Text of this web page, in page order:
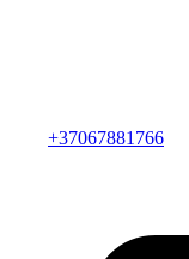
+37067881766